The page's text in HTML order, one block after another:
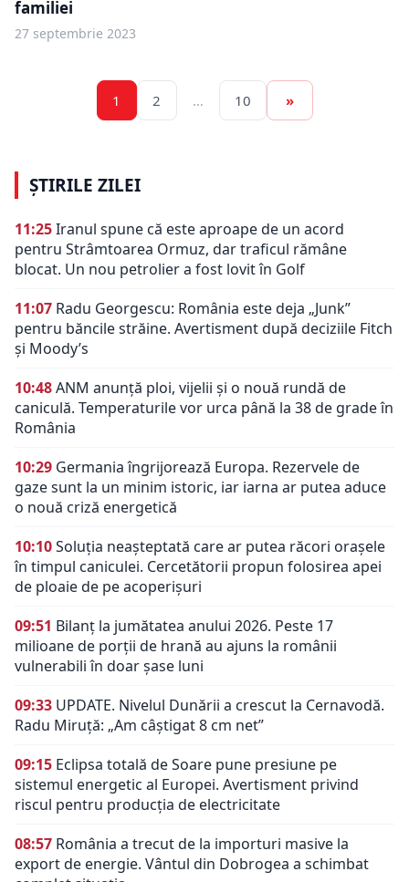
familiei
27 septembrie 2023
1 2 … 10 »
ȘTIRILE ZILEI
11:25Iranul spune că este aproape de un acord
pentru Strâmtoarea Ormuz, dar traficul rămâne
blocat. Un nou petrolier a fost lovit în Golf
11:07 Radu Georgescu: România este deja „Junk”
pentru băncile străine. Avertisment după deciziile Fitch
și Moody’s
10:48ANM anunță ploi, vijelii și o nouă rundă de
caniculă. Temperaturile vor urca până la 38 de grade în
România
10:29 Germania îngrijorează Europa. Rezervele de
gaze sunt la un minim istoric, iar iarna ar putea aduce
o nouă criză energetică
10:10Soluția neașteptată care ar putea răcori orașele
în timpul caniculei. Cercetătorii propun folosirea apei
de ploaie de pe acoperișuri
09:51 Bilanț la jumătatea anului 2026. Peste 17
milioane de porții de hrană au ajuns la românii
vulnerabili în doar șase luni
09:33 UPDATE. Nivelul Dunării a crescut la Cernavodă.
Radu Miruță: „Am câștigat 8 cm net”
09:15 Eclipsa totală de Soare pune presiune pe
sistemul energetic al Europei. Avertisment privind
riscul pentru producția de electricitate
08:57 România a trecut de la importuri masive la
export de energie. Vântul din Dobrogea a schimbat